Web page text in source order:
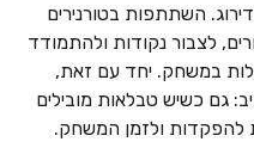
השתתפות בטורנירים
לצבור נקודות ולהתמודד
במשחק. יחד עם זאת,
גם כשיש טבלאות מובילים
להפקדות ולזמן המשחק.